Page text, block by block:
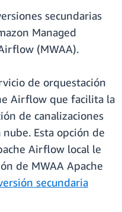
secundarias
Managed
(MWAA).
de orquestación
Airflow que facilita la
de canalizaciones
Esta opción de
Airflow local le
de MWAA Apache
secundaria